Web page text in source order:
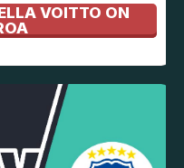
VOITTO ON